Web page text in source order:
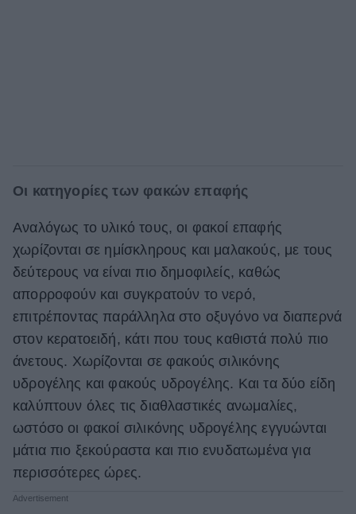
Οι κατηγορίες των φακών επαφής
Αναλόγως το υλικό τους, οι φακοί επαφής
χωρίζονται σε ημίσκληρους και μαλακούς, με τους
δεύτερους να είναι πιο δημοφιλείς, καθώς
απορροφούν και συγκρατούν το νερό,
επιτρέποντας παράλληλα στο οξυγόνο να διαπερνά
στον κερατοειδή, κάτι που τους καθιστά πολύ πιο
άνετους. Χωρίζονται σε φακούς σιλικόνης
υδρογέλης και φακούς υδρογέλης. Και τα δύο είδη
καλύπτουν όλες τις διαθλαστικές ανωμαλίες,
ωστόσο οι φακοί σιλικόνης υδρογέλης εγγυώνται
μάτια πιο ξεκούραστα και πιο ενυδατωμένα για
περισσότερες ώρες.